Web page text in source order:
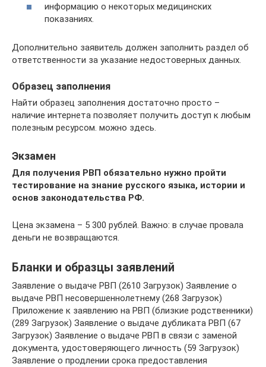
информацию о некоторых медицинских
показаниях.
Дополнительно заявитель должен заполнить раздел об
ответственности за указание недостоверных данных.
Образец заполнения
Найти образец заполнения достаточно просто –
наличие интернета позволяет получить доступ к любым
полезным ресурсом. можно здесь.
Экзамен
Для получения РВП обязательно нужно пройти
тестирование на знание русского языка, истории и
основ законодательства РФ.
Цена экзамена – 5 300 рублей. Важно: в случае провала
деньги не возвращаются.
Бланки и образцы заявлений
Заявление о выдаче РВП (2610 Загрузок) Заявление о
выдаче РВП несовершеннолетнему (268 Загрузок)
Приложение к заявлению на РВП (близкие родственники)
(289 Загрузок) Заявление о выдаче дубликата РВП (67
Загрузок) Заявление о выдаче РВП в связи с заменой
документа, удостоверяющего личность (59 Загрузок)
Заявление о продлении срока предоставления